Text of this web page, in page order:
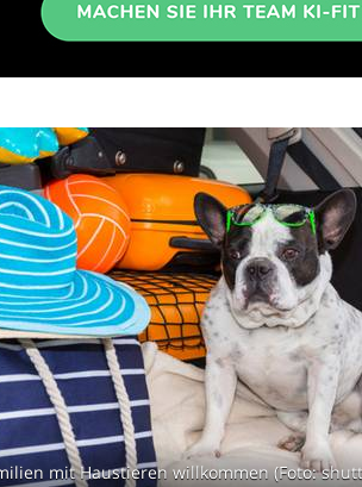
mit Haustieren willkommen (Foto: